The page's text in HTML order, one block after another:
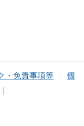
・免責事項等
個